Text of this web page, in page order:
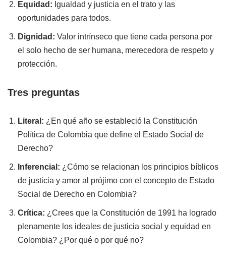
Equidad: Igualdad y justicia en el trato y las
oportunidades para todos.
Dignidad: Valor intrínseco que tiene cada persona por
el solo hecho de ser humana, merecedora de respeto y
protección.
Tres preguntas
Literal: ¿En qué año se estableció la Constitución
Política de Colombia que define el Estado Social de
Derecho?
Inferencial: ¿Cómo se relacionan los principios bíblicos
de justicia y amor al prójimo con el concepto de Estado
Social de Derecho en Colombia?
Crítica: ¿Crees que la Constitución de 1991 ha logrado
plenamente los ideales de justicia social y equidad en
Colombia? ¿Por qué o por qué no?